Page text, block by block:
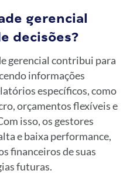
gerencial
decisões?
gerencial contribui para
informações
específicos, como
orçamentos flexíveis e
isso, os gestores
e baixa performance,
financeiros de suas
futuras.